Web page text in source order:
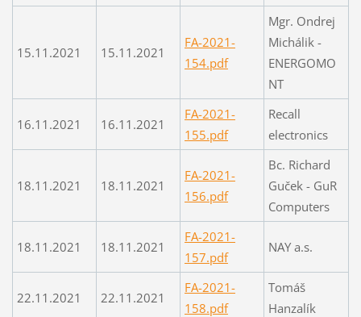
15.11.2021 15.11.2021
FA-2021-
154.pdf
Mgr. Ondrej
Michálik -
ENERGOMO
NT
16.11.2021 16.11.2021
FA-2021-
155.pdf
Recall
electronics
18.11.2021 18.11.2021
FA-2021-
156.pdf
Bc. Richard
Guček - GuR
Computers
18.11.2021 18.11.2021
FA-2021-
157.pdf
NAY a.s.
22.11.2021 22.11.2021
FA-2021-
158.pdf
Tomáš
Hanzalík